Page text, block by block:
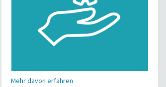
Mehr davon erfahren